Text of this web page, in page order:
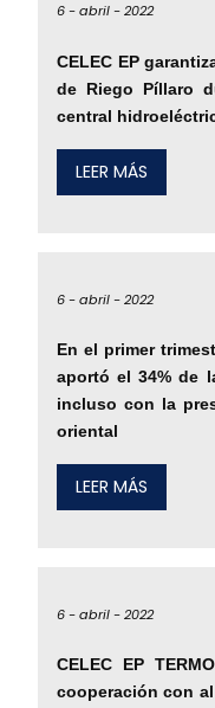
6 -abril -2022
CELEC EP
de Riego Píllaro
central
LEER MÁS
6 -abril -2022
En el primer
aportó el 34% de
incluso con la
oriental
LEER MÁS
6 -abril -2022
CELEC EP
cooperación con